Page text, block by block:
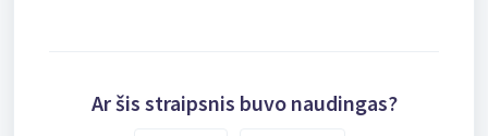
Ar šis straipsnis buvo naudingas?